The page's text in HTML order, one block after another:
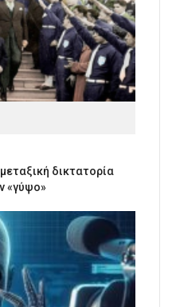
δικτατορία
«γύψο»